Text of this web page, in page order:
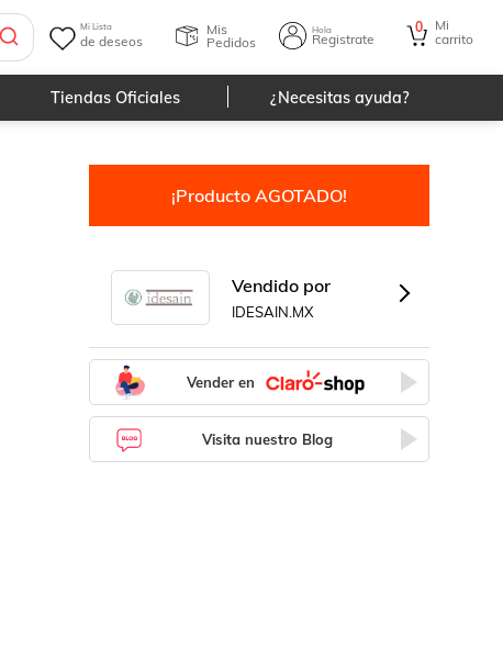
Mi Lista
de deseos
Mis
Pedidos
Hola
Registrate
0
Mi
carrito
Tiendas Oficiales ¿Necesitas ayuda?
¡Producto AGOTADO!
Vendido por
IDESAIN.MX
Vender en
Visita nuestro Blog